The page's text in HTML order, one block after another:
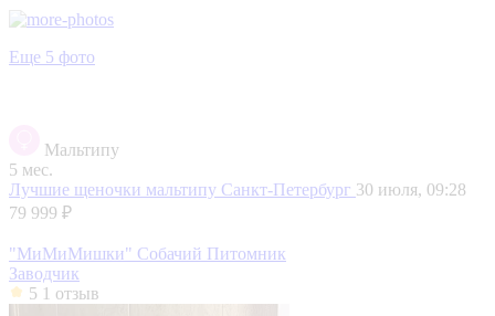
Еще 5 фото
Мальтипу
5 мес.
Лучшие щеночки мальтипу Санкт-Петербург 30 июля, 09:28
79 999 ₽
"МиМиМишки" Собачий Питомник
Заводчик
5 1 отзыв